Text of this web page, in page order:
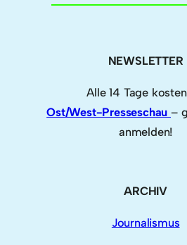
NEWSLETTER
Alle 14 Tage
Ost/West-Presseschau –
anmelden!
ARCHIV
Journalismus